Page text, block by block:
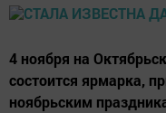
4 ноября на
состоится ярмарка,
ноябрьским